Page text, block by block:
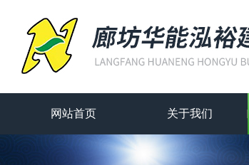
网站首页 关于我们